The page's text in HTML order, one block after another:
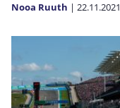
Nooa Ruuth | 22.11.2021